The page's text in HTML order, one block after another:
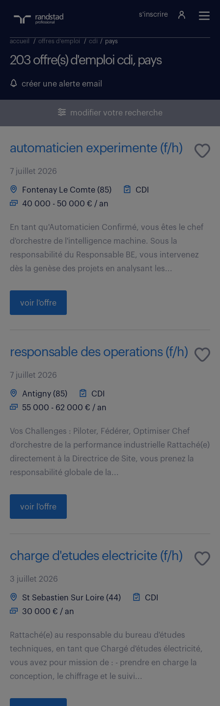
s'inscrire
accueil / offres d'emploi / cdi / pays
203 offre(s) d'emploi cdi, pays
créer une alerte email
modifier votre recherche
automaticien experimente (f/h)
7 juillet 2026
Fontenay Le Comte (85)
CDI
40 000 - 50 000 € / an
En tant qu'Automaticien Confirmé, vous êtes le chef
d'orchestre de l'intelligence machine. Sous la
responsabilité du Responsable BE, vous intervenez
dès la genèse des projets en analysant les...
voir l'offre
responsable des operations (f/h)
7 juillet 2026
Antigny (85)
CDI
55 000 - 62 000 € / an
Vos Challenges : Piloter, Fédérer, Optimiser Chef
d'orchestre de la performance industrielle Rattaché(e)
directement à la Directrice de Site, vous prenez la
responsabilité globale de la...
voir l'offre
charge d'etudes electricite (f/h)
3 juillet 2026
St Sebastien Sur Loire (44)
CDI
30 000 € / an
Rattaché(e) au responsable du bureau d'études
techniques, en tant que Chargé d'études électricité,
vous avez pour mission de : - prendre en charge la
conception, le chiffrage et le suivi...